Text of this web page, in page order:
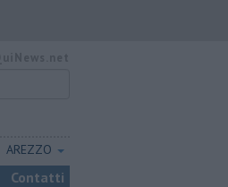
AREZZO
Contatti